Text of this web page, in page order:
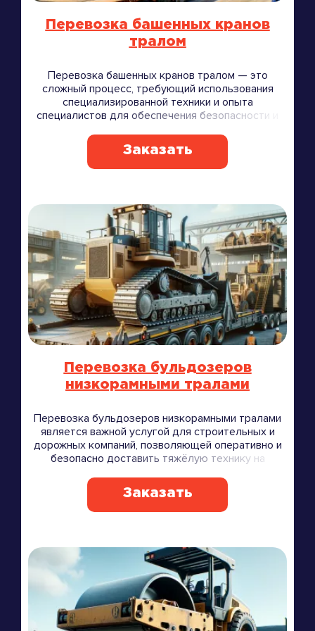
Перевозка башенных кранов
тралом
Перевозка башенных кранов тралом — это
сложный процесс, требующий использования
специализированной техники и опыта
специалистов для обеспечения безопасности и
Заказать
Перевозка бульдозеров
низкорамными тралами
Перевозка бульдозеров низкорамными тралами
является важной услугой для строительных и
дорожных компаний, позволяющей оперативно и
безопасно доставить тяжёлую технику на
Заказать